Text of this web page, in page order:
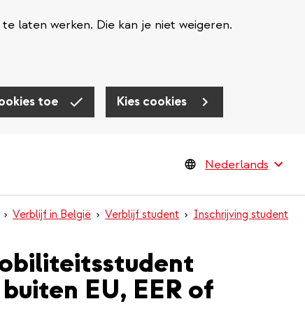
laten werken. Die kan je niet weigeren.
toe Kies cookies
Verblijf in België Verblijf student Inschrijving student
EU, EER of